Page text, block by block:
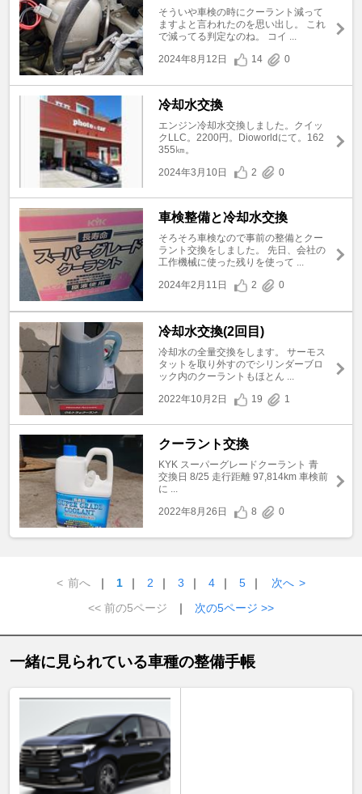
そういや車検の時にクーラント減って
ますよと言われたのを思い出し。 これ
で減ってる判定なのね。 コイ ...
2024年8月12日
14 0
冷却水交換
エンジン冷却水交換しました。クイッ
クLLC。2200円。Dioworldにて。162
355㎞。
2024年3月10日
2 0
車検整備と冷却水交換
そろそろ車検なので事前の整備とクー
ラント交換をしました。 先日、会社の
工作機械に使った残りを使って ...
2024年2月11日
2 0
冷却水交換(2回目)
冷却水の全量交換をします。 サーモス
タットを取り外すのでシリンダーブロ
ック内のクーラントもほとん ...
2022年10月2日
19 1
クーラント交換
KYK スーパーグレードクーラント 青
交換日 8/25 走行距離 97,814km 車検前
に ...
2022年8月26日
8 0
< 前へ ｜ 1 ｜ 2 ｜ 3 ｜ 4 ｜ 5 ｜ 次へ >
<< 前の5ページ
｜ 次の5ページ >>
一緒に見られている車種の整備手帳